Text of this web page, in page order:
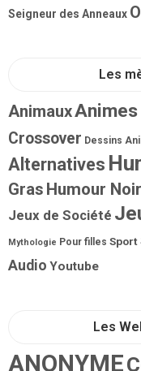
Seigneur des Anneaux
Les
Animaux
Crossover Dessins
Alternatives
Gras Humour Noir
Jeux de Société
Mythologie Pour filles Sport
Audio Youtube
Les
ANONYME